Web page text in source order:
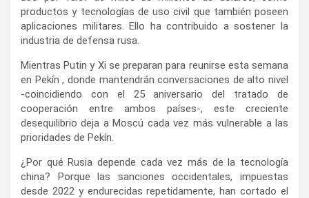
productos y tecnologías de uso civil que también poseen
aplicaciones militares. Ello ha contribuido a sostener la
industria de defensa rusa.
Mientras Putin y Xi se preparan para reunirse esta semana
en Pekín , donde mantendrán conversaciones de alto nivel
-coincidiendo con el 25 aniversario del tratado de
cooperación entre ambos países-, este creciente
desequilibrio deja a Moscú cada vez más vulnerable a las
prioridades de Pekín.
¿Por qué Rusia depende cada vez más de la tecnología
china? Porque las sanciones occidentales, impuestas
desde 2022 y endurecidas repetidamente, han cortado el